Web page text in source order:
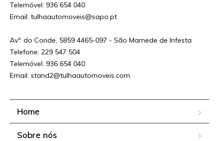
Telemóvel: 936 654 040
Email: tulhaautomoveis@sapo.pt
Avª. do Conde, 5859 4465-097 - São Mamede de Infesta
Telefone: 229 547 504
Telemóvel: 936 654 040
Email: stand2@tulhaautomoveis.com
Home
Sobre nós